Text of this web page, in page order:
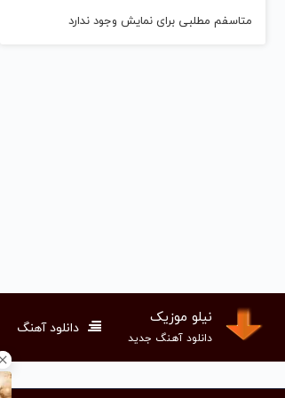
متاسفم مطلبی برای نمایش وجود ندارد
نیلو موزیک
دانلود آهنگ جدید دانلود آهنگ